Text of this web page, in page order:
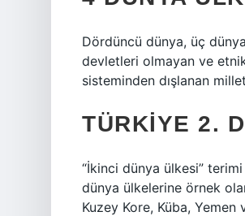
Dördüncü dünya, üç
devletleri olmayan ve
sisteminden dışlanan
TÜRKIYE 2.
“İkinci dünya ülkesi”
dünya ülkelerine örnek
Kuzey Kore, Küba,